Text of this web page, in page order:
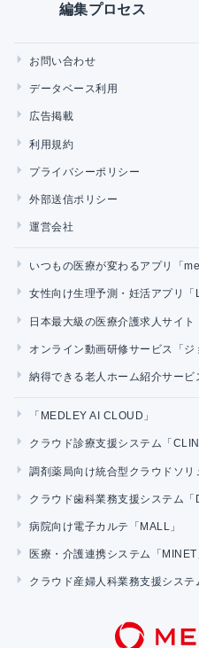
編集プロセス
お問い合わせ
データベース利用
広告掲載
利用規約
プライバシーポリシー
外部送信ポリシー
運営会社
いつもの医療が変わるアプリ「
女性向け生理予測・妊活アプリ「
日本最大級の医療介護求人サイト
オンライン動画研修サービス「ジ
納得できる老人ホーム紹介サービ
「MEDLEY AI CLOUD」
クラウド診療支援システム「
調剤薬局向け統合型クラウドソリ
クラウド歯科業務支援システム「
病院向け電子カルテ「MALL」
医療・介護連携システム「MINET
クラウド産婦人科業務支援システ